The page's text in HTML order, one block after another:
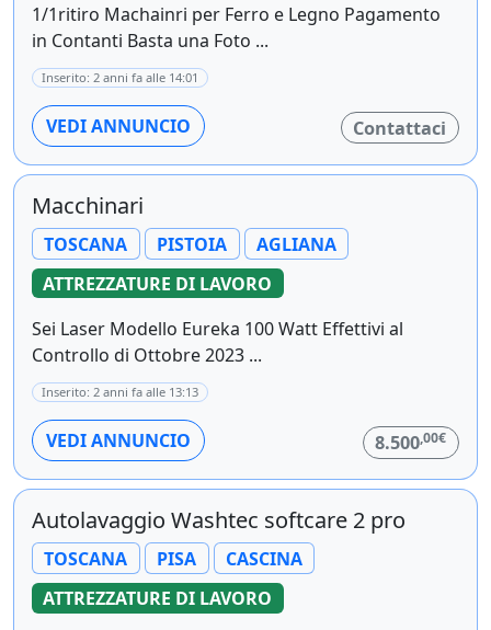
1/1ritiro Machainri per Ferro e Legno Pagamento
in Contanti Basta una Foto ...
Inserito: 2 anni fa alle 14:01
VEDI ANNUNCIO Contattaci
Macchinari
TOSCANA PISTOIA
AGLIANA
ATTREZZATURE DI LAVORO
Sei Laser Modello Eureka 100 Watt Effettivi al
Controllo di Ottobre 2023 ...
Inserito: 2 anni fa alle 13:13
VEDI ANNUNCIO 8.500,00€
Autolavaggio Washtec softcare 2 pro
TOSCANA PISA
CASCINA
ATTREZZATURE DI LAVORO